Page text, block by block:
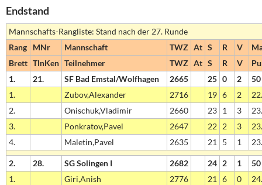
Endstand
Mannschafts-Rangliste: Stand nach der 27. Runde
Rang
MNr Mannschaft TWZ At S R V
Brett TlnKen Teilnehmer TWZ At S R V
1.
21. SF Bad Emstal/Wolfhagen 2665 25 0 2
50
1.
Zubov,Alexander 2716 19 6 2
2.
Onischuk,Vladimir 2660 23 1 3
3.
Ponkratov,Pavel 2647 22 2 3
4.
Maletin,Pavel 2635 21 5 1
2. 28. SG Solingen I 2682 24 2 1
50
1.
Giri,Anish 2776 21 6 0